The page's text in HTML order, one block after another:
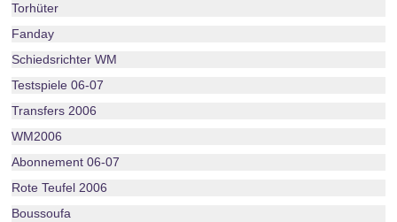
Torhüter
Fanday
Schiedsrichter WM
Testspiele 06-07
Transfers 2006
WM2006
Abonnement 06-07
Rote Teufel 2006
Boussoufa